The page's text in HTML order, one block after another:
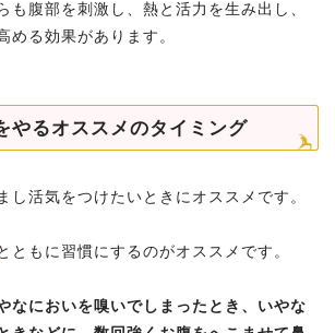
も腹部を刺激し、熱と活力を生み出し、
める効果があります。
やるオススメのタイミング
し活気をつけたいときにオススメです。
ともに習慣にするのがオススメです。
なにおいを嗅いでしまったとき、いやな